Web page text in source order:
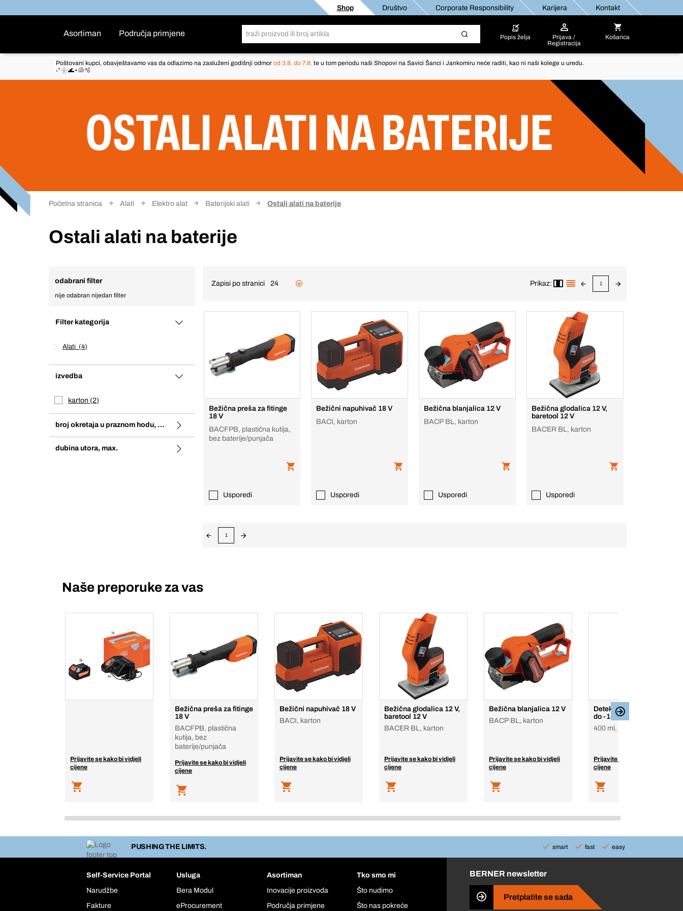
Shop Društvo Corporate Responsibility Karijera Kontakt
Asortiman Područja primjene Popis želja
Prijava /
Registracija
Košarica
Poštovani kupci, obavještavamo vas da odlazimo na zasluženi godišnji odmor od 3.8. do 7.8. te u tom periodu naši Shopovi na Savici Šanci i Jankomiru neće raditi, kao ni naši kolege u uredu.
˖°𓇼🌊⋆🐚🫧
OSTALI ALATI NA BATERIJE
Početna stranica Alati Elektro alat Baterijski alati Ostali alati na baterije
Ostali alati na baterije
odabrani filter
nije odabran nijedan filter
Filter kategorija
Alati 4
izvedba
karton 2
broj okretaja u praznom hodu, max
dubina utora, max.
Zapisi po stranici 24 Prikaz: 1
Bežična preša za fitinge
18 V
BACFPB, plastična kutija,
bez baterije/punjača
Usporedi
Bežični napuhivač 18 V
BACI, karton
Usporedi
Bežična blanjalica 12 V
BACP BL, karton
Usporedi
Bežična glodalica 12 V,
baretool 12 V
BACER BL, karton
Usporedi
1
Naše preporuke za vas
Prijavite se kako bi vidjeli
cijene
Bežična preša za fitinge
18 V
BACFPB, plastična
kutija, bez
baterije/punjača
Prijavite se kako bi vidjeli
cijene
Bežični napuhivač 18 V
BACI, karton
Prijavite se kako bi vidjeli
cijene
Bežična glodalica 12 V,
baretool 12 V
BACER BL, karton
Prijavite se kako bi vidjeli
cijene
Bežična blanjalica 12 V
BACP BL, karton
Prijavite se kako bi vidjeli
cijene
Detektor propuštanja za
do -15 °C Premium
400 ml, sprej
Prijavite se kako bi vidjeli
cijene
PUSHING THE LIMITS. smart fast easy
Self-Service Portal
Narudžbe
Fakture
Usluga
Bera Modul
eProcurement
Asortiman
Inovacije proizvoda
Područja primjene
Tko smo mi
Što nudimo
Što nas pokreće
BERNER newsletter
Pretplatite se sada